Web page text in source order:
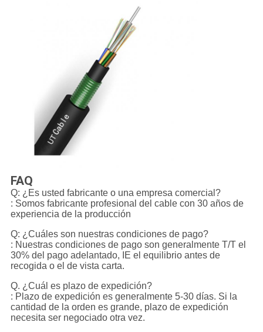
FAQ
Q: ¿Es usted fabricante o una empresa comercial?
: Somos fabricante profesional del cable con 30 años de
experiencia de la producción
Q: ¿Cuáles son nuestras condiciones de pago?
: Nuestras condiciones de pago son generalmente T/T el
30% del pago adelantado, IE el equilibrio antes de
recogida o el de vista carta.
Q. ¿Cuál es plazo de expedición?
: Plazo de expedición es generalmente 5-30 días. Si la
cantidad de la orden es grande, plazo de expedición
necesita ser negociado otra vez.